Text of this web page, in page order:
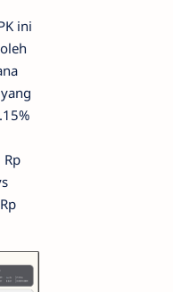
ini